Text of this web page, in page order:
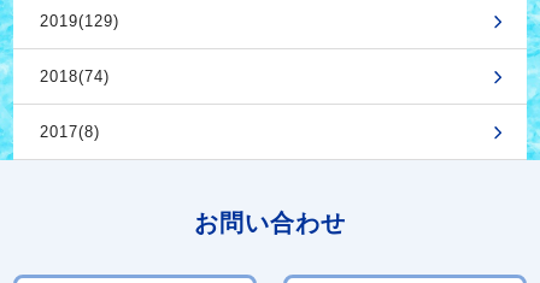
2019(129)
2018(74)
2017(8)
お問い合わせ